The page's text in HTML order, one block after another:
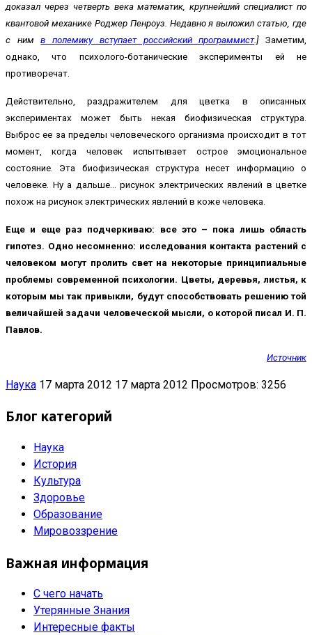
доказал через четверть века математик, крупнейший специалист по
квантовой механике Роджер Пенроуз. Недавно я выложил статью, где
с нимв полемику вступает российский программист.]Заметим,
однако, что психолого-ботанические эксперименты ей не
противоречат.
Действительно, раздражителем для цветка в описанных
экспериментах может быть некая биофизическая структура.
Выброс ее за пределы человеческого организма происходит в тот
момент, когда человек испытывает острое эмоциональное
состояние. Эта биофизическая структура несет информацию о
человеке. Ну а дальше… рисунок электрических явлений в цветке
похож на рисунок электрических явлений в коже человека.
Еще и еще раз подчеркиваю: все это – пока лишь область
гипотез. Одно несомненно: исследования контакта растений с
человеком могут пролить свет на некоторые принципиальные
проблемы современной психологии. Цветы, деревья, листья, к
которым мы так привыкли, будут способствовать решению той
величайшей задачи человеческой мысли, о которой писал И. П.
Павлов.
Источник
Наука 17 марта 2012 17 марта 2012 Просмотров: 3256
Блог категорий
Наука
История
Культура
Здоровье
Образование
Мировоззрение
Важная информация
С чего начать
Утерянные Знания
Интересные факты